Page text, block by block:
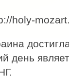
holy-
день